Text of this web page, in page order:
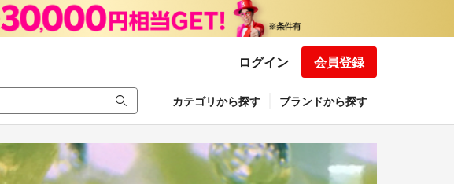
ログイン 会員登録
カテゴリから探す ブランドから探す